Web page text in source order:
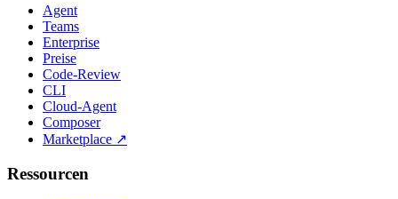
Agent
Teams
Enterprise
Preise
Code-Review
CLI
Cloud-Agent
Composer
Marketplace ↗
Ressourcen